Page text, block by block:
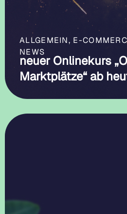
ALLGEMEIN, E-
NEWS
neuer Onlinekurs
Marktplätze“ ab